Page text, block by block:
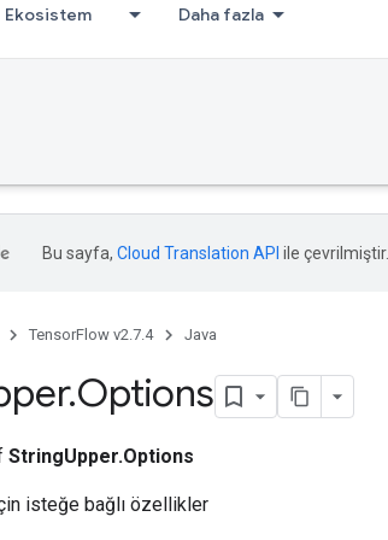
Ekosistem Daha fazla
Bu sayfa, Cloud Translation API ile çevrilmiştir.
TensorFlow v2.7.4 Java
.Options
StringUpper.Options
isteğe bağlı özellikler